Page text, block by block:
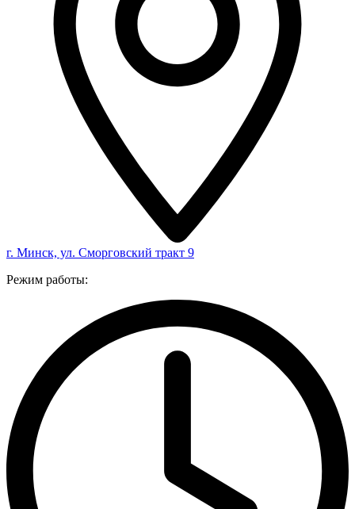
г. Минск, ул. Сморговский тракт 9
Режим работы: